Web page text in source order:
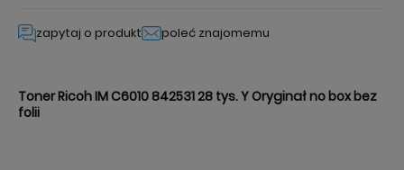
zapytaj o produkt poleć znajomemu
Toner RicohIM C6010 842531 28 tys.Y Oryginał no box bez
folii